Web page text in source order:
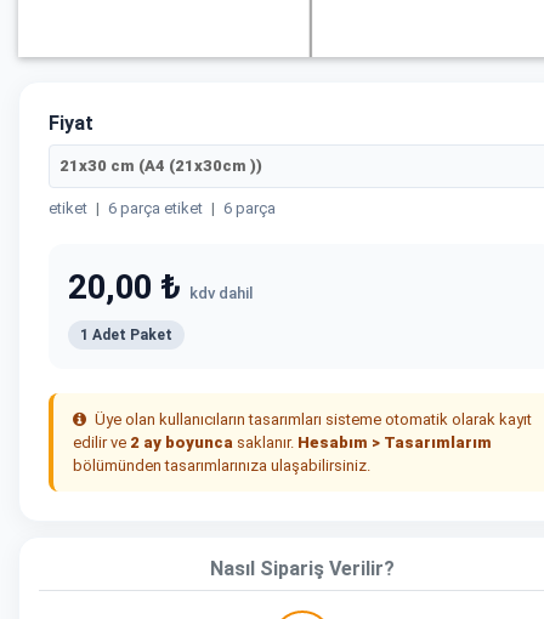
Fiyat
21x30 cm (A4 (21x30cm ))
etiket | 6 parça etiket | 6 parça
20,00 ₺ kdv dahil
1 Adet Paket
Üye olan kullanıcıların tasarımları sisteme otomatik olarak kayıt
edilir ve 2 ay boyunca saklanır. Hesabım > Tasarımlarım
bölümünden tasarımlarınıza ulaşabilirsiniz.
Nasıl Sipariş Verilir?